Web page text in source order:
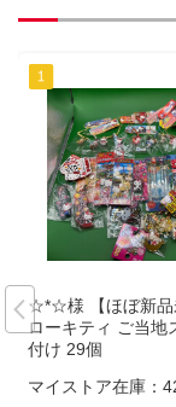
☆*☆様 【ほぼ新品
ローキティ ご当地
付け 29個
マイストア在庫：